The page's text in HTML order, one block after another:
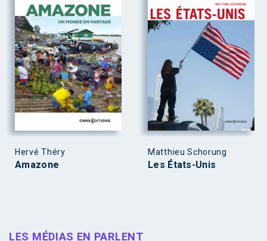
Hervé Théry
Amazone
Matthieu Schorung
Les États-Unis
LES MÉDIAS EN PARLENT